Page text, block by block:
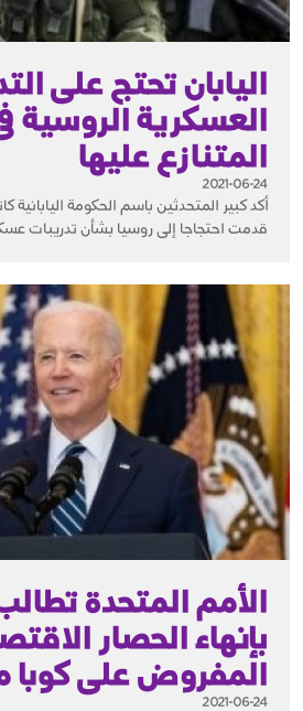
اليابان تحتج على
العسكرية الروسية
المتنازع عليها
2021-06-24
أكد كبير المتحدثين باسم الحكومة اليابانية
قدمت احتجاجا إلى روسيا بشأن تدريبات
الأمم المتحدة
بإنهاء الحصار
المفروض على كوبا منذ 29
2021-06-24